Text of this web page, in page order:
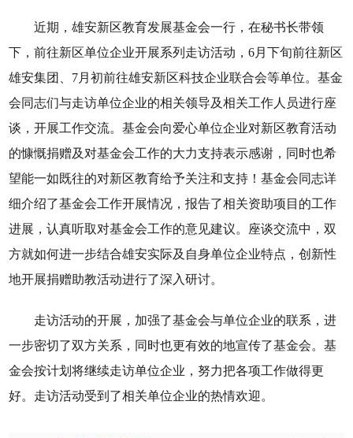
近期，雄安新区教育发展基金会一行，在秘书长带领
下，前往新区单位企业开展系列走访活动，6月下旬前往新区
雄安集团、7月初前往雄安新区科技企业联合会等单位。基金
会同志们与走访单位企业的相关领导及相关工作人员进行座
谈，开展工作交流。基金会向爱心单位企业对新区教育活动
的慷慨捐赠及对基金会工作的大力支持表示感谢，同时也希
望能一如既往的对新区教育给予关注和支持！基金会同志详
细介绍了基金会工作开展情况，报告了相关资助项目的工作
进展，认真听取对基金会工作的意见建议。座谈交流中，双
方就如何进一步结合雄安实际及自身单位企业特点，创新性
地开展捐赠助教活动进行了深入研讨。
走访活动的开展，加强了基金会与单位企业的联系，进
一步密切了双方关系，同时也更有效的地宣传了基金会。基
金会按计划将继续走访单位企业，努力把各项工作做得更
好。走访活动受到了相关单位企业的热情欢迎。